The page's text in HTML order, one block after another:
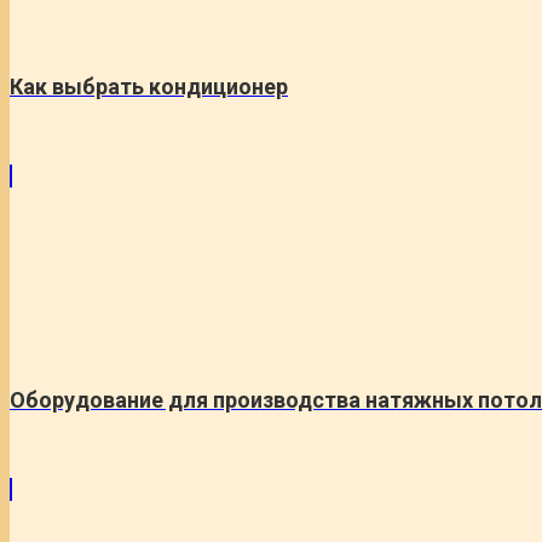
Как выбрать кондиционер
Оборудование для производства натяжных